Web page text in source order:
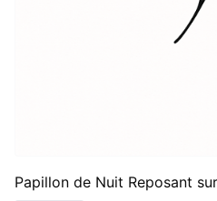
Papillon de Nuit Reposant